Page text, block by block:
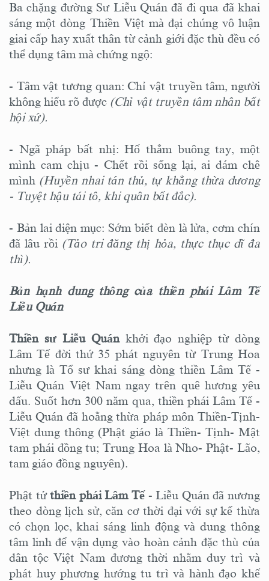
Ba chặng đường Sư Liễu Quán đã đi qua đã khai
sáng một dòng Thiền Việt mà đại chúng vô luận
giai cấp hay xuất thân từ cảnh giới đặc thù đều có
thể dụng tâm mà chứng ngộ:
- Tâm vật tương quan: Chỉ vật truyền tâm, người
không hiểu rõ được (Chỉ vật truyền tâm nhân bất
hội xứ).
- Ngã pháp bất nhị: Hố thẳm buông tay, một
mình cam chịu - Chết rồi sống lại, ai dám chê
mình (Huyền nhai tán thủ, tự khẳng thừa dương
- Tuyệt hậu tái tô, khi quân bất đắc).
- Bản lai diện mục: Sớm biết đèn là lửa, cơm chín
đã lâu rồi (Tảo tri đăng thị hỏa, thực thục dĩ đa
thì).
Bản hạnh dung thông của thiền phái Lâm Tế
Liễu Quán
Thiền sư Liễu Quánkhởi đạo nghiệp từ dòng
Lâm Tế đời thứ 35 phát nguyên từ Trung Hoa
nhưng là Tổ sư khai sáng dòng thiền Lâm Tế -
Liễu Quán Việt Nam ngay trên quê hương yêu
dấu. Suốt hơn 300 năm qua, thiền phái Lâm Tế -
Liễu Quán đã hoằng thừa pháp môn Thiền-Tịnh-
Việt dung thông (Phật giáo là Thiền- Tịnh- Mật
tam phái đồng tu; Trung Hoa là Nho- Phật- Lão,
tam giáo đồng nguyên).
Phật tửthiền phái Lâm Tế- Liễu Quán đã nương
theo dòng lịch sử, căn cơ thời đại với sự kế thừa
có chọn lọc, khai sáng linh động và dung thông
tâm linh để vận dụng vào hoàn cảnh đặc thù của
dân tộc Việt Nam đương thời nhằm duy trì và
phát huy phương hướng tu trì và hành đạo khế